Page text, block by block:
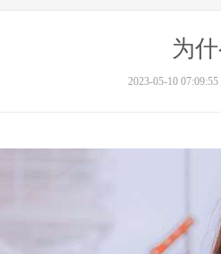
为
2023-05-10 07:09:55